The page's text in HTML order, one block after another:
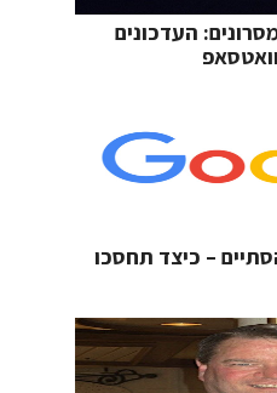
העדכונים
– כיצד תחסכו